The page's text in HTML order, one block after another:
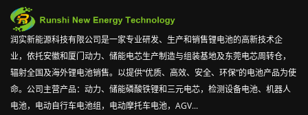
润实新能源科技有限公司是一家专业研发、生产和销售锂电池的高新技术企
业，依托安徽和厦门动力、储能电芯生产制造与组装基地及东莞电芯周转仓，
辐射全国及海外锂电池销售。以提供“优质、高效、安全、环保”的电池产品为使
命。公司主营产品：动力、储能磷酸铁锂和三元电芯，检测设备电池、机器人
电池，电动自行车电池组，电动摩托车电池，AGV...